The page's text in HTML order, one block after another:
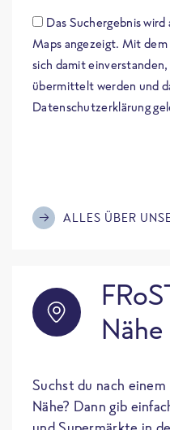
Das Suchergebnis
Maps angezeigt. Mit
sich damit
übermittelt werden und
Datenschutzerklärung
ALLES ÜBER
Nähe
Suchst du nach
Nähe? Dann gib